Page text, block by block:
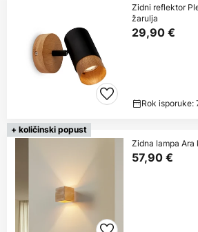
Zidni reflektor
žarulja
29,90 €
Rok isporuke:
+ količinski popust
Zidna lampa
57,90 €